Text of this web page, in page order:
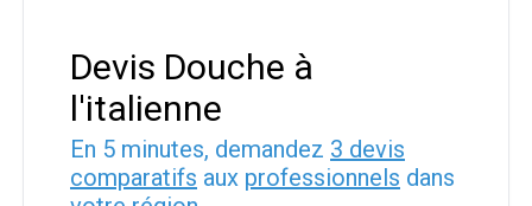
Devis Douche à
l'italienne
En 5 minutes, demandez 3 devis
comparatifs aux professionnels dans